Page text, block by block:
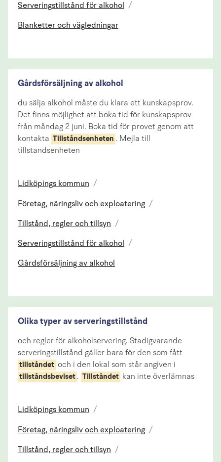
Serveringstillstånd för alkohol /
Blanketter och vägledningar
Gårdsförsäljning av alkohol
du sälja alkohol måste du klara ett kunskapsprov.
Det finns möjlighet att boka tid för kunskapsprov
från måndag 2 juni. Boka tid för provet genom att
kontakta
Tillståndsenheten . Mejla till
tillstandsenheten
Lidköpings kommun /
Företag, näringsliv och exploatering /
Tillstånd, regler och tillsyn /
Serveringstillstånd för alkohol /
Gårdsförsäljning av alkohol
Olika typer av serveringstillstånd
och regler för alkoholservering. Stadigvarande
serveringstillstånd gäller bara för den som fått
tillståndet och i den lokal som står angiven i
tillståndsbeviset . Tillståndet kan inte överlämnas
Lidköpings kommun /
Företag, näringsliv och exploatering /
Tillstånd, regler och tillsyn /